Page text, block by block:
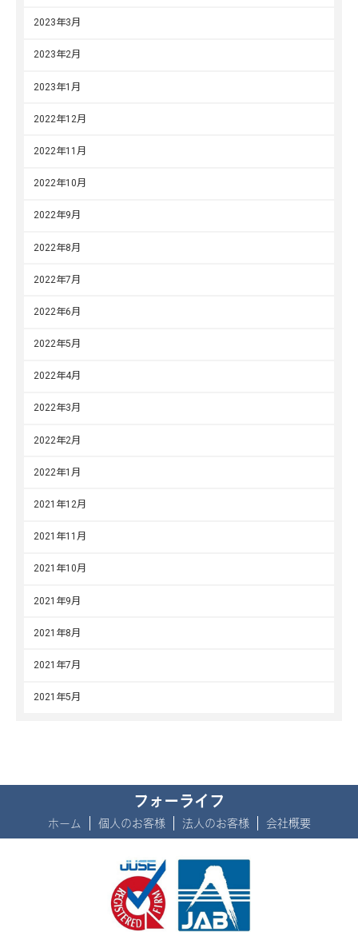
2023年3月
2023年2月
2023年1月
2022年12月
2022年11月
2022年10月
2022年9月
2022年8月
2022年7月
2022年6月
2022年5月
2022年4月
2022年3月
2022年2月
2022年1月
2021年12月
2021年11月
2021年10月
2021年9月
2021年8月
2021年7月
2021年5月
フォーライフ
ホーム 個人のお客様 法人のお客様 会社概要